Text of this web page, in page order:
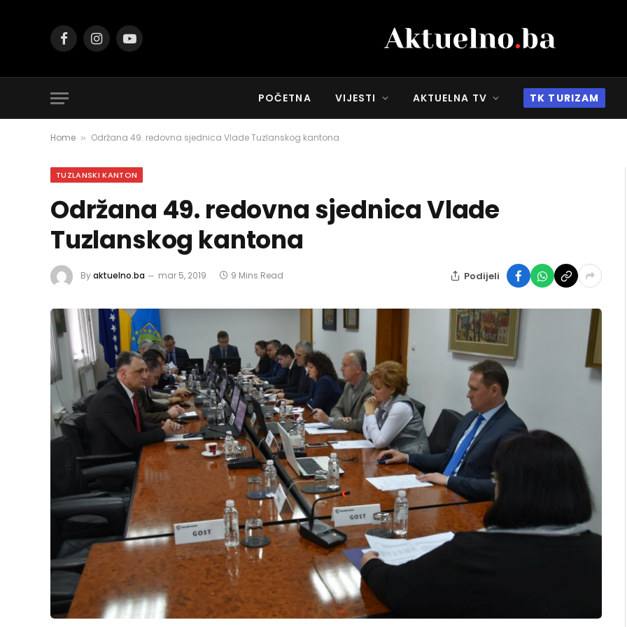
FacebookInstagramYouTube
POČETNA VIJESTI AKTUELNA TV TK TURIZAM
Home » Održana 49. redovna sjednica Vlade Tuzlanskog kantona
TUZLANSKI KANTON
Održana 49. redovna sjednica Vlade
Tuzlanskog kantona
Byaktuelno.ba mar 5, 2019 9 Mins Read Podijeli